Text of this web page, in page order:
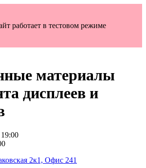
работает в тестовом режиме
материалы
дисплеев и
2к1, Офис 241